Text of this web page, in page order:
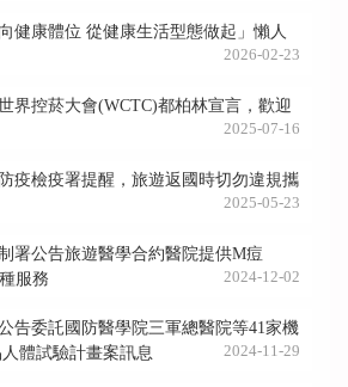
健康體位 從健康生活型態做起」懶人
2026-02-23
界控菸大會(WCTC)都柏林宣言，歡迎
2025-07-16
疫檢疫署提醒，旅遊返國時切勿違規攜
2025-05-23
署公告旅遊醫學合約醫院提供M痘
服務
2024-12-02
告委託國防醫學院三軍總醫院等41家機
體試驗計畫案訊息
2024-11-29